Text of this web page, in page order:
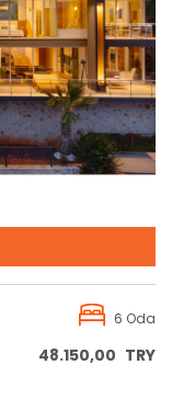
6 Oda
48.150,00 TRY